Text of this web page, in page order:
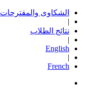
الشكاوى والمقترحات
|
نتائج الطلاب
|
English
|
French